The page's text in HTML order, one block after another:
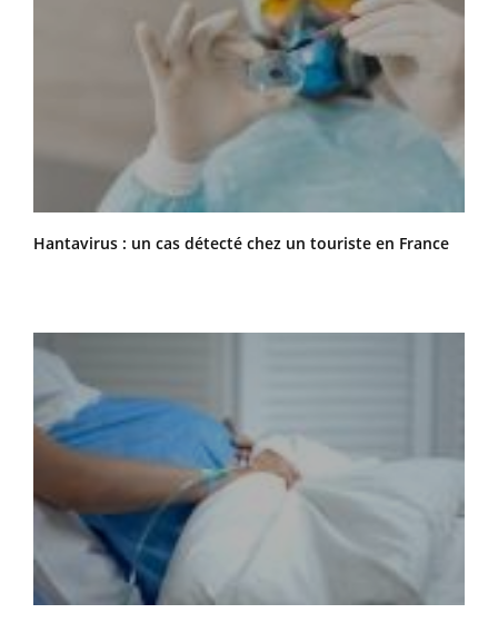
Hantavirus : un cas détecté chez un touriste en France